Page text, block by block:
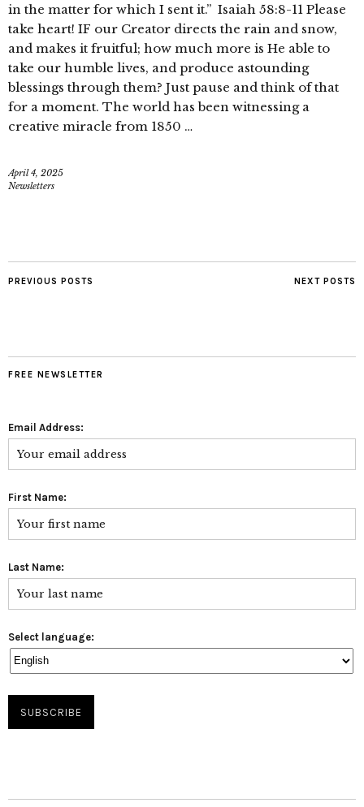
in the matter for which I sent it.” Isaiah 58:8-11 Please
take heart! IF our Creator directs the rain and snow,
and makes it fruitful; how much more is He able to
take our humble lives, and produce astounding
blessings through them? Just pause and think of that
for a moment. The world has been witnessing a
creative miracle from 1850 …
April 4, 2025
Newsletters
PREVIOUS POSTS NEXT POSTS
FREE NEWSLETTER
Email Address:
First Name:
Last Name:
Select language: